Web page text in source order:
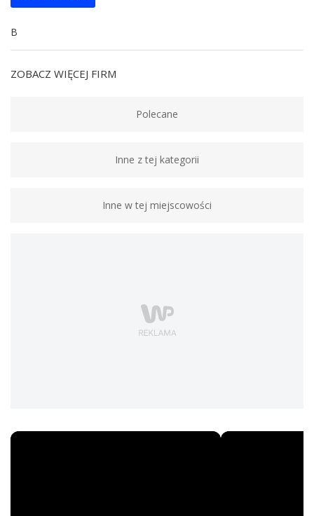
B
ZOBACZ WIĘCEJ FIRM
Polecane
Inne z tej kategorii
Inne w tej miejscowości